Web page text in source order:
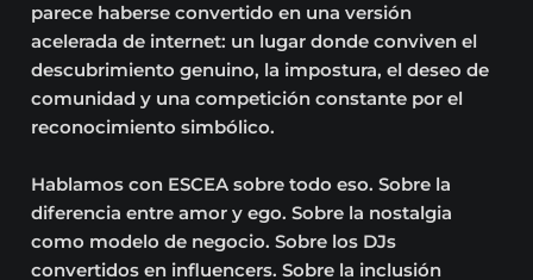
parece haberse convertido en una versión
acelerada de internet: un lugar donde conviven el
descubrimiento genuino, la impostura, el deseo de
comunidad y una competición constante por el
reconocimiento simbólico.
Hablamos con ESCEA sobre todo eso. Sobre la
diferencia entre amor y ego. Sobre la nostalgia
como modelo de negocio. Sobre los DJs
convertidos en influencers. Sobre la inclusión